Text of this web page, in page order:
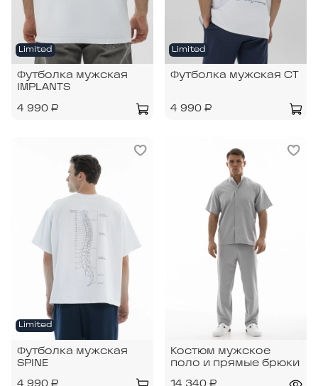
Limited
Футболка мужская
IMPLANTS
4 990 ₽
Limited
Футболка мужская CT
4 990 ₽
Limited
Футболка мужская
SPINE
Костюм мужское
поло и прямые брюки